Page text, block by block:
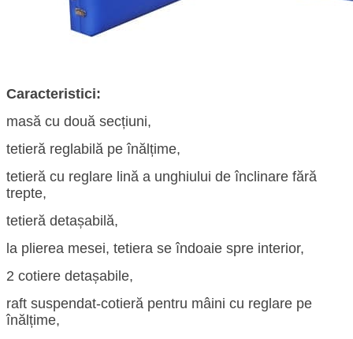
Caracteristici:
masă cu două secțiuni,
tetieră reglabilă pe înălțime,
tetieră cu reglare lină a unghiului de înclinare fără
trepte,
tetieră detașabilă,
la plierea mesei, tetiera se îndoaie spre interior,
2 cotiere detașabile,
raft suspendat-cotieră pentru mâini cu reglare pe
înălțime,